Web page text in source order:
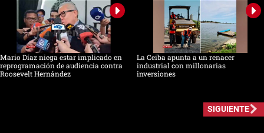
Mario Díaz niega estar implicado en
reprogramación de audiencia contra
Roosevelt Hernández
La Ceiba apunta a un renacer
industrial con millonarias
inversiones
SIGUIENTE